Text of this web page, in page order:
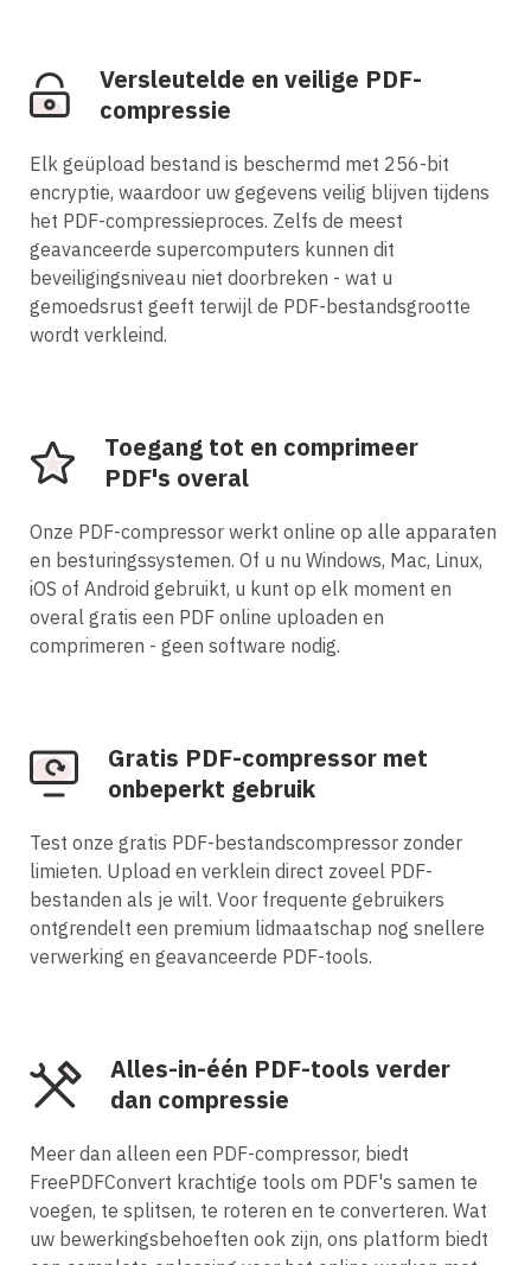
Versleutelde en veilige PDF-
compressie
Elk geüpload bestand is beschermd met 256-bit
encryptie, waardoor uw gegevens veilig blijven tijdens
het PDF-compressieproces. Zelfs de meest
geavanceerde supercomputers kunnen dit
beveiligingsniveau niet doorbreken - wat u
gemoedsrust geeft terwijl de PDF-bestandsgrootte
wordt verkleind.
Toegang tot en comprimeer
PDF's overal
Onze PDF-compressor werkt online op alle apparaten
en besturingssystemen. Of u nu Windows, Mac, Linux,
iOS of Android gebruikt, u kunt op elk moment en
overal gratis een PDF online uploaden en
comprimeren - geen software nodig.
Gratis PDF-compressor met
onbeperkt gebruik
Test onze gratis PDF-bestandscompressor zonder
limieten. Upload en verklein direct zoveel PDF-
bestanden als je wilt. Voor frequente gebruikers
ontgrendelt een premium lidmaatschap nog snellere
verwerking en geavanceerde PDF-tools.
Alles-in-één PDF-tools verder
dan compressie
Meer dan alleen een PDF-compressor, biedt
FreePDFConvert krachtige tools om PDF's samen te
voegen, te splitsen, te roteren en te converteren. Wat
uw bewerkingsbehoeften ook zijn, ons platform biedt